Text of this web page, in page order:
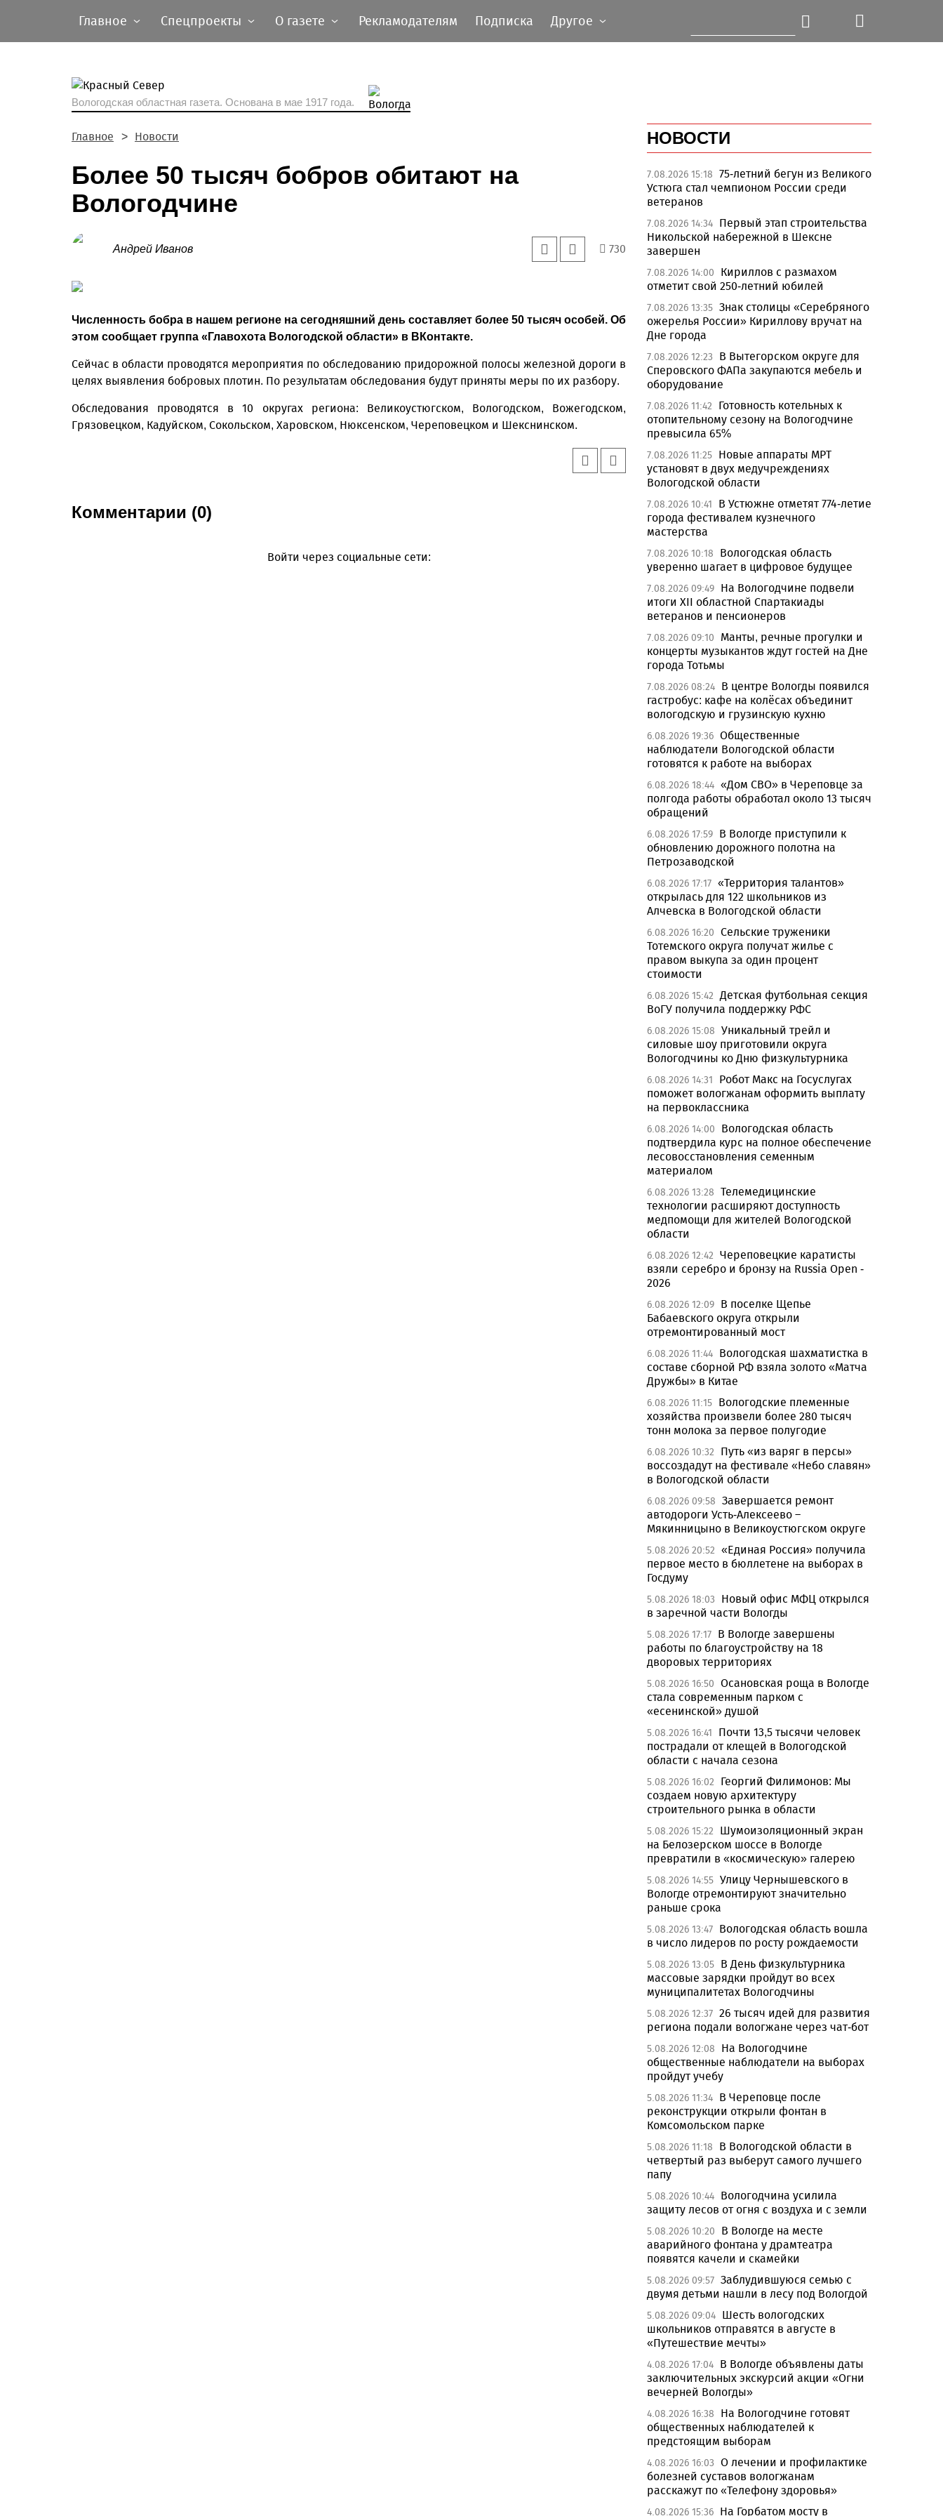
Главное Спецпроекты О газете Рекламодателям Подписка Другое
Вологодская областная газета. Основана в мае 1917 года.
Главное Новости
Более 50 тысяч бобров обитают на
Вологодчине
Андрей Иванов 730
Численность бобра в нашем регионе на сегодняшний день составляет более 50 тысяч особей. Об
этом сообщает группа «Главохота Вологодской области» в ВКонтакте.
Сейчас в области проводятся мероприятия по обследованию придорожной полосы железной дороги в
целях выявления бобровых плотин. По результатам обследования будут приняты меры по их разбору.
Обследования проводятся в 10 округах региона: Великоустюгском, Вологодском, Вожегодском,
Грязовецком, Кадуйском, Сокольском, Харовском, Нюксенском, Череповецком и Шекснинском.
Комментарии (0)
Войти через социальные сети:
НОВОСТИ
7.08.2026 15:18 75-летний бегун из Великого
Устюга стал чемпионом России среди
ветеранов
7.08.2026 14:34 Первый этап строительства
Никольской набережной в Шексне
завершен
7.08.2026 14:00
Кириллов с размахом
отметит свой 250-летний юбилей
7.08.2026 13:35 Знак столицы «Серебряного
ожерелья России» Кириллову вручат на
Дне города
7.08.2026 12:23
В Вытегорском округе для
Сперовского ФАПа закупаются мебель и
оборудование
7.08.2026 11:42
Готовность котельных к
отопительному сезону на Вологодчине
превысила 65%
7.08.2026 11:25 Новые аппараты МРТ
установят в двух медучреждениях
Вологодской области
7.08.2026 10:41
В Устюжне отметят 774-летие
города фестивалем кузнечного
мастерства
7.08.2026 10:18
Вологодская область
уверенно шагает в цифровое будущее
7.08.2026 09:49 На Вологодчине подвели
итоги XII областной Спартакиады
ветеранов и пенсионеров
7.08.2026 09:10
Манты, речные прогулки и
концерты музыкантов ждут гостей на Дне
города Тотьмы
7.08.2026 08:24 В центре Вологды появился
гастробус: кафе на колёсах объединит
вологодскую и грузинскую кухню
6.08.2026 19:36 Общественные
наблюдатели Вологодской области
готовятся к работе на выборах
6.08.2026 18:44 «Дом СВО» в Череповце за
полгода работы обработал около 13 тысяч
обращений
6.08.2026 17:59 В Вологде приступили к
обновлению дорожного полотна на
Петрозаводской
6.08.2026 17:17 «Территория талантов»
открылась для 122 школьников из
Алчевска в Вологодской области
6.08.2026 16:20 Сельские труженики
Тотемского округа получат жилье с
правом выкупа за один процент
стоимости
6.08.2026 15:42 Детская футбольная секция
ВоГУ получила поддержку РФС
6.08.2026 15:08 Уникальный трейл и
силовые шоу приготовили округа
Вологодчины ко Дню физкультурника
6.08.2026 14:31
Робот Макс на Госуслугах
поможет вологжанам оформить выплату
на первоклассника
6.08.2026 14:00
Вологодская область
подтвердила курс на полное обеспечение
лесовосстановления семенным
материалом
6.08.2026 13:28 Телемедицинские
технологии расширяют доступность
медпомощи для жителей Вологодской
области
6.08.2026 12:42 Череповецкие каратисты
взяли серебро и бронзу на Russia Open -
2026
6.08.2026 12:09 В поселке Щепье
Бабаевского округа открыли
отремонтированный мост
6.08.2026 11:44 Вологодская шахматистка в
составе сборной РФ взяла золото «Матча
Дружбы» в Китае
6.08.2026 11:15 Вологодские племенные
хозяйства произвели более 280 тысяч
тонн молока за первое полугодие
6.08.2026 10:32
Путь «из варяг в персы»
воссоздадут на фестивале «Небо славян»
в Вологодской области
6.08.2026 09:58 Завершается ремонт
автодороги Усть-Алексеево –
Мякинницыно в Великоустюгском округе
5.08.2026 20:52 «Единая Россия» получила
первое место в бюллетене на выборах в
Госдуму
5.08.2026 18:03
Новый офис МФЦ открылся
в заречной части Вологды
5.08.2026 17:17 В Вологде завершены
работы по благоустройству на 18
дворовых территориях
5.08.2026 16:50 Осановская роща в Вологде
стала современным парком с
«есенинской» душой
5.08.2026 16:41
Почти 13,5 тысячи человек
пострадали от клещей в Вологодской
области с начала сезона
5.08.2026 16:02
Георгий Филимонов: Мы
создаем новую архитектуру
строительного рынка в области
5.08.2026 15:22
Шумоизоляционный экран
на Белозерском шоссе в Вологде
превратили в «космическую» галерею
5.08.2026 14:55 Улицу Чернышевского в
Вологде отремонтируют значительно
раньше срока
5.08.2026 13:47 Вологодская область вошла
в число лидеров по росту рождаемости
5.08.2026 13:05 В День физкультурника
массовые зарядки пройдут во всех
муниципалитетах Вологодчины
5.08.2026 12:37 26 тысяч идей для развития
региона подали вологжане через чат-бот
5.08.2026 12:08
На Вологодчине
общественные наблюдатели на выборах
пройдут учебу
5.08.2026 11:34 В Череповце после
реконструкции открыли фонтан в
Комсомольском парке
5.08.2026 11:18
В Вологодской области в
четвертый раз выберут самого лучшего
папу
5.08.2026 10:44 Вологодчина усилила
защиту лесов от огня с воздуха и с земли
5.08.2026 10:20
В Вологде на месте
аварийного фонтана у драмтеатра
появятся качели и скамейки
5.08.2026 09:57 Заблудившуюся семью с
двумя детьми нашли в лесу под Вологдой
5.08.2026 09:04 Шесть вологодских
школьников отправятся в августе в
«Путешествие мечты»
4.08.2026 17:04 В Вологде объявлены даты
заключительных экскурсий акции «Огни
вечерней Вологды»
4.08.2026 16:38
На Вологодчине готовят
общественных наблюдателей к
предстоящим выборам
4.08.2026 16:03 О лечении и профилактике
болезней суставов вологжанам
расскажут по «Телефону здоровья»
4.08.2026 15:36 На Горбатом мосту в